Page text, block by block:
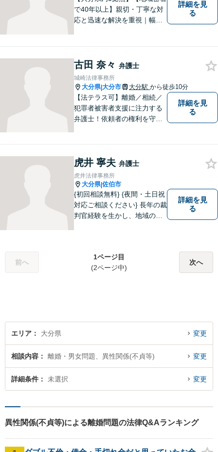
で40年以上】親切・丁寧な対
応と迅速な解決を重視｜幅広
【別府・杵築にも拠点】
詳細を見
る
古田 奈々 弁護士
城崎法律事務所
大分県|大分市 大分駅 から徒歩10分
【法テラス可】離婚／相続／
犯罪者被害者支援に注力する
弁護士！依頼者の権利を守
詳細を見
る
虎井 寧夫 弁護士
虎井法律事務所
大分県|佐伯市
{初回相談無料} {夜間・土日祝
対応ご相談ください} 長年の裁
判官経験を生かし、地域の皆
詳細を見
る
前へ
1ページ目
(2ページ中)
次へ
エリア 大分県 変更
相談内容 離婚・男女問題、異性関係(不貞等) 変更
詳細条件 未選択 変更
異性関係(不貞等)による離婚問題の法律Q&Aランキング